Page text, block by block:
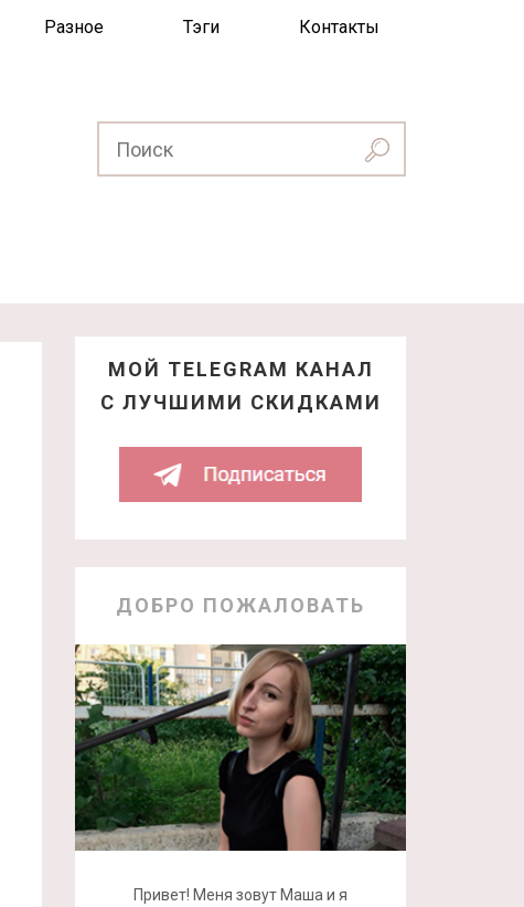
Разное Тэги Контакты
МОЙ TELEGRAM КАНАЛ
С ЛУЧШИМИ СКИДКАМИ
ДОБРО ПОЖАЛОВАТЬ
Привет! Меня зовут Маша и я